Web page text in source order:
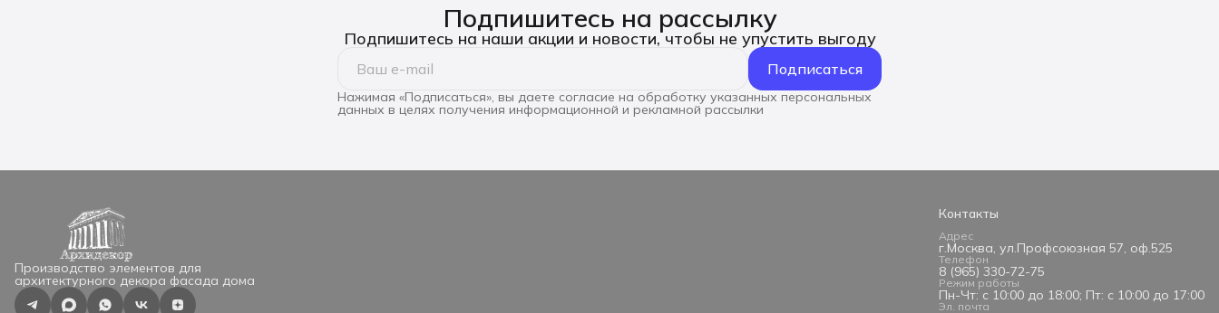
Подпишитесь на рассылку
Подпишитесь на наши акции и новости, чтобы не упустить выгоду
Подписаться
Нажимая «Подписаться», вы даете согласие на обработку указанных персональных
данных в целях получения информационной и рекламной рассылки
Производство элементов для
архитектурного декора фасада дома
Контакты
Адрес
г.Москва, ул.Профсоюзная 57, оф.525
Телефон
8 (965) 330-72-75
Режим работы
Пн-Чт: с 10:00 до 18:00; Пт: с 10:00 до 17:00
Эл. почта